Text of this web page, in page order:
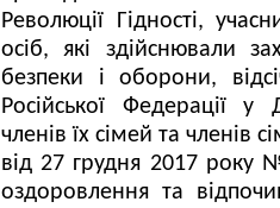
Революції Гідності,
осіб, які здійснювали
безпеки і оборони,
Російської Федерації у
членів їх сімей та членів
від 27 грудня 2017 року
оздоровлення та